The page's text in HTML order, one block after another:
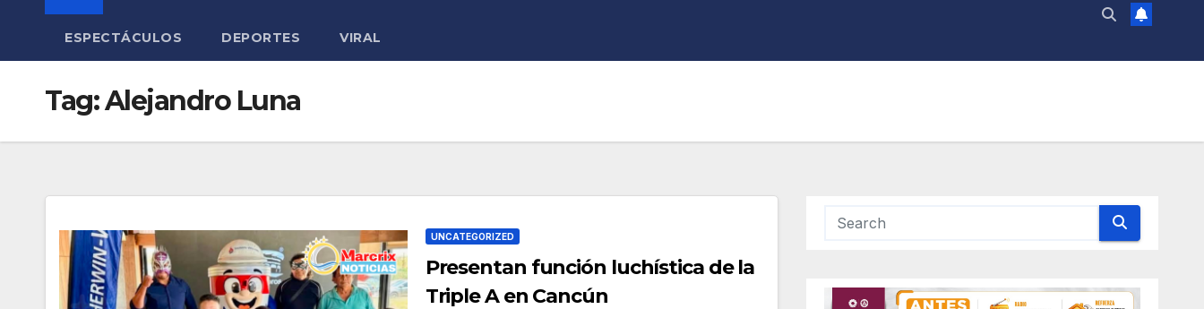
ESPECTÁCULOS DEPORTES VIRAL
Tag:Alejandro Luna
UNCATEGORIZED
Presentan función luchística de la
Triple A en Cancún